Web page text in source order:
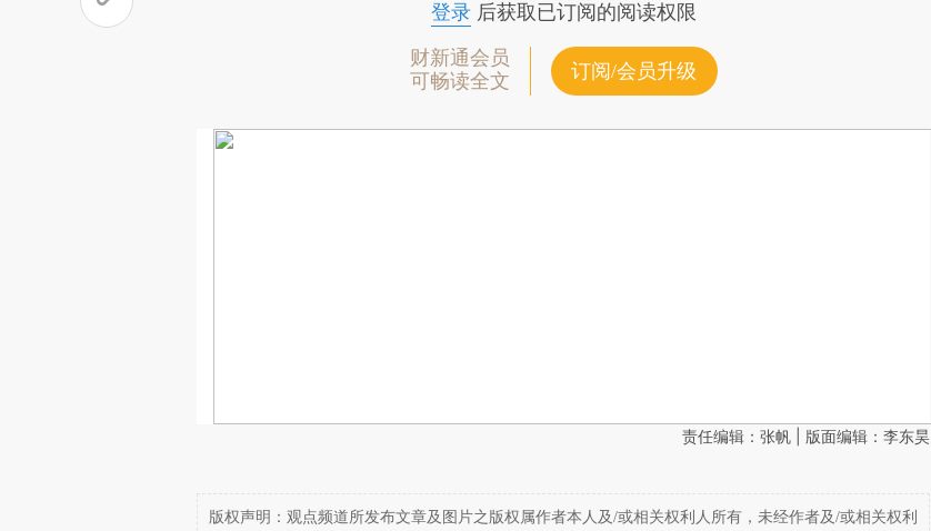
登录后获取已订阅的阅读权限
财新通会员
可畅读全文
订阅/会员升级
责任编辑：张帆 | 版面编辑：李东昊
版权声明：观点频道所发布文章及图片之版权属作者本人及/或相关权利人所有，未经作者及/或相关权利